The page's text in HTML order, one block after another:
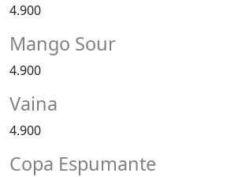
4.900
Mango Sour
4.900
Vaina
4.900
Copa Espumante